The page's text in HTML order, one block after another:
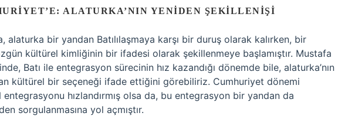
ALATURKA’NIN YENIDEN ŞEKILLENIŞI
alaturka bir yandan Batılılaşmaya karşı bir duruş olarak kalırken, bir
kültürel kimliğinin bir ifadesi olarak şekillenmeye başlamıştır. Mustafa
Batı ile entegrasyon sürecinin hız kazandığı dönemde bile, alaturka’nın
kültürel bir seçeneği ifade ettiğini görebiliriz. Cumhuriyet dönemi
entegrasyonu hızlandırmış olsa da, bu entegrasyon bir yandan da
sorgulanmasına yol açmıştır.